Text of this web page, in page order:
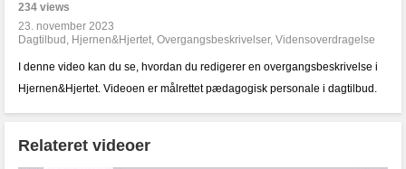
234 views
23. november 2023
Dagtilbud , Hjernen&Hjertet, Overgangsbeskrivelser, Vidensoverdragelse
I denne video kan du se, hvordan du redigerer en overgangsbeskrivelse i
Hjernen&Hjertet. Videoen er målrettet pædagogisk personale i dagtilbud.
Relateret videoer